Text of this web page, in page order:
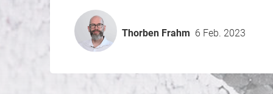
Thorben Frahm 6 Feb. 2023